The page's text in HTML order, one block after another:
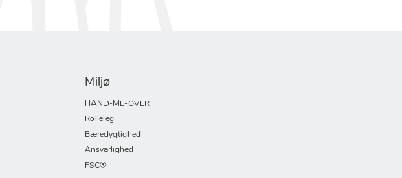
Miljø
HAND-ME-OVER
Rolleleg
Bæredygtighed
Ansvarlighed
FSC®